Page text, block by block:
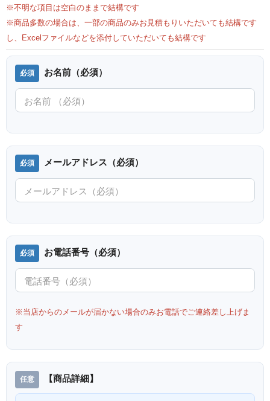
※不明な項目は空白のままで結構です
※商品多数の場合は、一部の商品のみお見積もりいただいても結構です
し、Excelファイルなどを添付していただいても結構です
お名前（必須）
メールアドレス（必須）
お電話番号（必須）
※当店からのメールが届かない場合のみお電話でご連絡差し上げま
す
【商品詳細】